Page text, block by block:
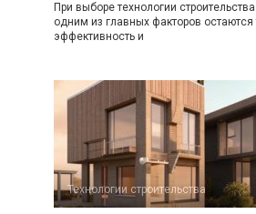
При выборе технологии
одним из главных факторов остаются
эффективность и
Технологии строительства